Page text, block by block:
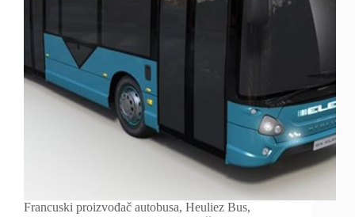
Francuski proizvođač autobusa, Heuliez Bus,